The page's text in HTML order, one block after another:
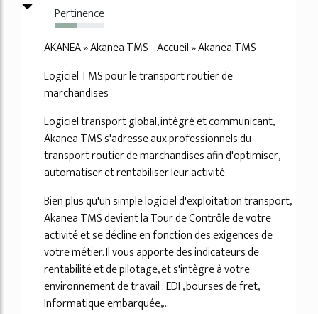
Pertinence
45%
AKANEA » Akanea TMS - Accueil » Akanea TMS
Logiciel TMS pour le transport routier de
marchandises
Logiciel transport global, intégré et communicant,
Akanea TMS s'adresse aux professionnels du
transport routier de marchandises afin d'optimiser,
automatiser et rentabiliser leur activité.
Bien plus qu'un simple logiciel d'exploitation transport,
Akanea TMS devient la Tour de Contrôle de votre
activité et se décline en fonction des exigences de
votre métier. Il vous apporte des indicateurs de
rentabilité et de pilotage, et s'intègre à votre
environnement de travail : EDI , bourses de fret,
Informatique embarquée,...